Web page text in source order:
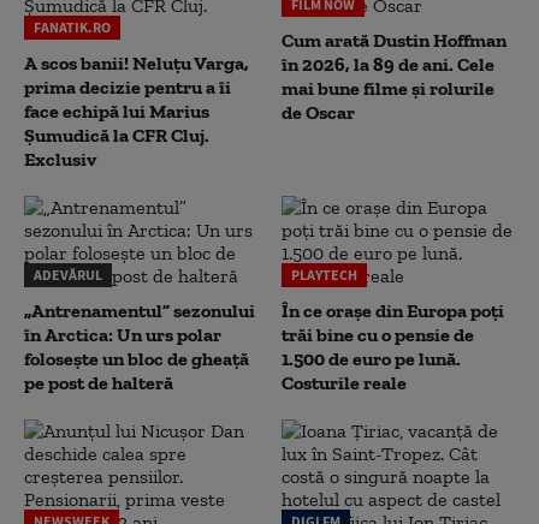
FANATIK.RO
A scos banii! Neluțu Varga,
prima decizie pentru a îi
face echipă lui Marius
Șumudică la CFR Cluj.
Exclusiv
FILM NOW
Cum arată Dustin Hoffman
în 2026, la 89 de ani. Cele
mai bune filme și rolurile
de Oscar
ADEVĂRUL
„Antrenamentul” sezonului
în Arctica: Un urs polar
folosește un bloc de gheață
pe post de halteră
PLAYTECH
În ce orașe din Europa poți
trăi bine cu o pensie de
1.500 de euro pe lună.
Costurile reale